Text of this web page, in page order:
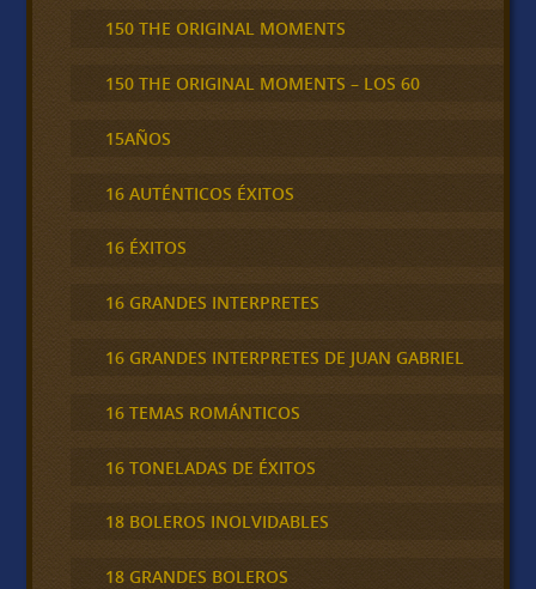
150 THE ORIGINAL MOMENTS
150 THE ORIGINAL MOMENTS – LOS 60
15AÑOS
16 AUTÉNTICOS ÉXITOS
16 ÉXITOS
16 GRANDES INTERPRETES
16 GRANDES INTERPRETES DE JUAN GABRIEL
16 TEMAS ROMÁNTICOS
16 TONELADAS DE ÉXITOS
18 BOLEROS INOLVIDABLES
18 GRANDES BOLEROS